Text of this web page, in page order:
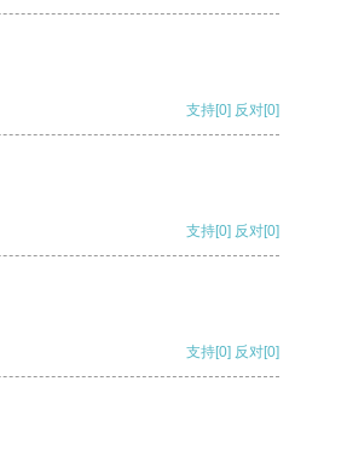
支持[0] 反对[0]
支持[0] 反对[0]
支持[0] 反对[0]